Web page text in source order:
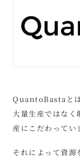
QuantoBastaと
大量生産ではなく
産にこだわってい
それによって資源